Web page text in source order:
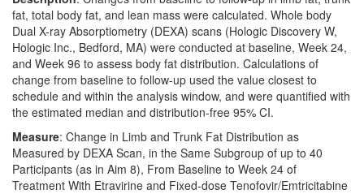
fat, total body fat, and lean mass were calculated. Whole body
Dual X-ray Absorptiometry (DEXA) scans (Hologic Discovery W,
Hologic Inc., Bedford, MA) were conducted at baseline, Week 24,
and Week 96 to assess body fat distribution. Calculations of
change from baseline to follow-up used the value closest to
schedule and within the analysis window, and were quantified with
the estimated median and distribution-free 95% CI.
Measure: Change in Limb and Trunk Fat Distribution as
Measured by DEXA Scan, in the Same Subgroup of up to 40
Participants (as in Aim 8), From Baseline to Week 24 of
Treatment With Etravirine and Fixed-dose Tenofovir/Emtricitabine